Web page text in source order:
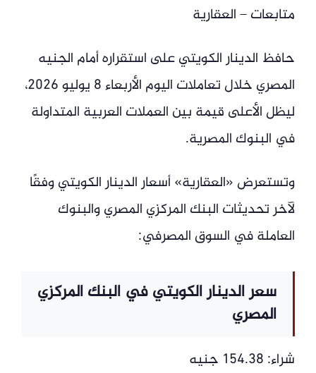
متابعات – العقارية
حافظ الدينار الكويتي على استقراره أمام الجنيه
المصري خلال تعاملات اليوم الأربعاء 8 يوليو 2026،
ليظل الأعلى قيمة بين العملات العربية المتداولة
في البنوك المصرية.
وتستعرض «العقارية» أسعار الدينار الكويتي وفقًا
لآخر تحديثات البنك المركزي المصري والبنوك
العاملة في السوق المصرفي:
سعر الدينار الكويتي في البنك المركزي
المصري
شراء: 154.38 جنيه